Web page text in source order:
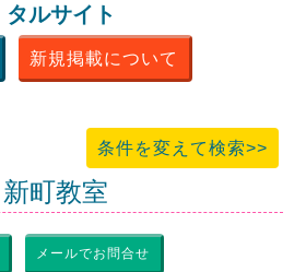
掲載会員MENU
よくある質問
タルサイト
新規掲載について
条件を変えて検索>>
町教室
メールでお問合せ